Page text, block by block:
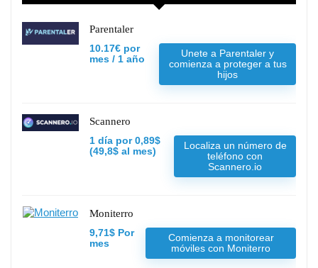
Parentaler
10.17€ por
mes / 1 año
Unete a Parentaler y
comienza a proteger a tus
hijos
Scannero
1 día por 0,89$
(49,8$ al mes)
Localiza un número de
teléfono con
Scannero.io
Moniterro
9,71$ Por
mes
Comienza a monitorear
móviles con Moniterro